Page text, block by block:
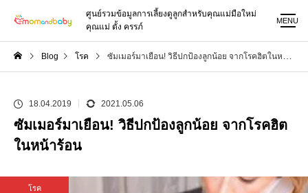
ศูนย์รวมข้อมูลการเลี้ยงดูลูกสำหรับคุณแม่มือใหม่
คุณแม่ ตั้ง ครรภ์
MENU
Blog โรค ซัมเมอร์มาเยือน! วิธีปกป้องลูกน้อย จากโรคฮิตในหน้าร้อน
18.04.2019 2021.05.06
ซัมเมอร์มาเยือน! วิธีปกป้องลูกน้อย จากโรคฮิต
ในหน้าร้อน
โรค